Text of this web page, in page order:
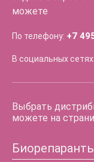
можете
По телефону: +7
В социальных сетях:
Выбрать
можете на